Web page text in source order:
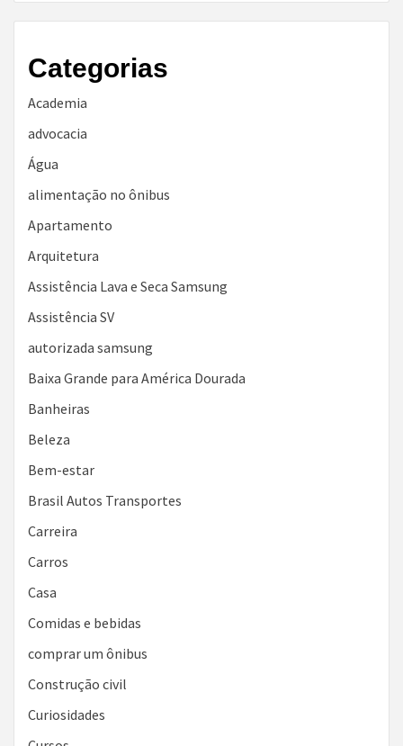
Categorias
Academia
advocacia
Água
alimentação no ônibus
Apartamento
Arquitetura
Assistência Lava e Seca Samsung
Assistência SV
autorizada samsung
Baixa Grande para América Dourada
Banheiras
Beleza
Bem-estar
Brasil Autos Transportes
Carreira
Carros
Casa
Comidas e bebidas
comprar um ônibus
Construção civil
Curiosidades